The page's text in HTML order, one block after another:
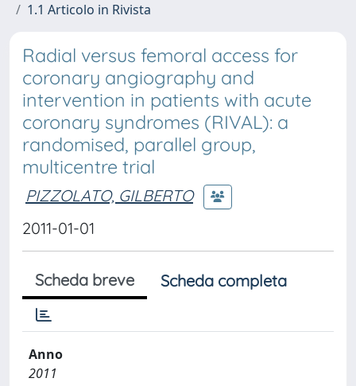
1.1 Articolo in Rivista
Radial versus femoral access for
coronary angiography and
intervention in patients with acute
coronary syndromes (RIVAL): a
randomised, parallel group,
multicentre trial
PIZZOLATO, GILBERTO
2011-01-01
Scheda breve Scheda completa
Anno
2011